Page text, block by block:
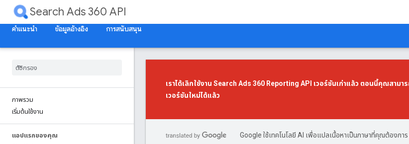
Search Ads 360 API
คำแนะนำ
ข้อมูลอ้างอิง การสนับสนุน
ภาพรวม
เริ่มต้นใช้งาน
แอปแรกของคุณ
เราได้เลิกใช้งาน Search Ads 360 Reporting API เวอร์ชันเก่าแล้ว ตอนนี้คุณสามา
เวอร์ชันใหม่ได้แล้ว
Google ใช้เทคโนโลยี AI เพื่อแปลเนื้อหาเป็นภาษาที่คุณต้องกา